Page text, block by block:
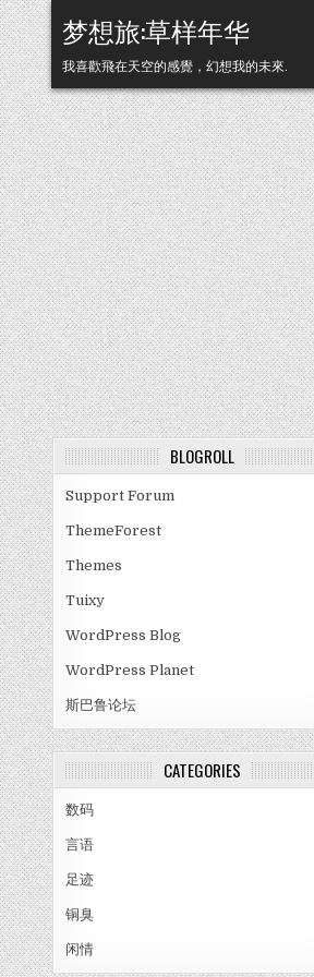
Skip to content
梦想旅:草样年华
我喜歡飛在天空的感覺，幻想我的未來.
BLOGROLL
Support Forum
ThemeForest
Themes
Tuixy
WordPress Blog
WordPress Planet
斯巴鲁论坛
CATEGORIES
数码
言语
足迹
铜臭
闲情